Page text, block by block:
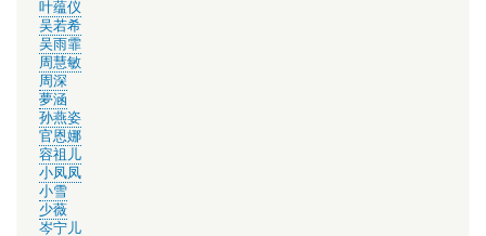
叶蕴仪
吴若希
吴雨霏
周慧敏
周深
夢涵
孙燕姿
官恩娜
容祖儿
小凤凤
小雪
少薇
岑宁儿